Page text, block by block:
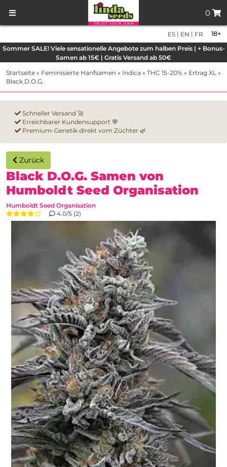
0
18+
ES | EN | FR
Sommer SALE! Viele sensationelle Angebote zum halben Preis | + Bonus-
Samen ab 15€ | Gratis Versand ab 50€
Startseite » Feminisierte Hanfsamen » Indica » THC 15-20% » Ertrag XL »
Black D.O.G.
Schneller Versand 🚀
Erreichbarer Kundensupport 💬
Premium-Genetik direkt vom Züchter 🌿
Zurück
Black D.O.G. Samen von
Humboldt Seed Organisation
Humboldt Seed Organisation
4.0/5 (2)